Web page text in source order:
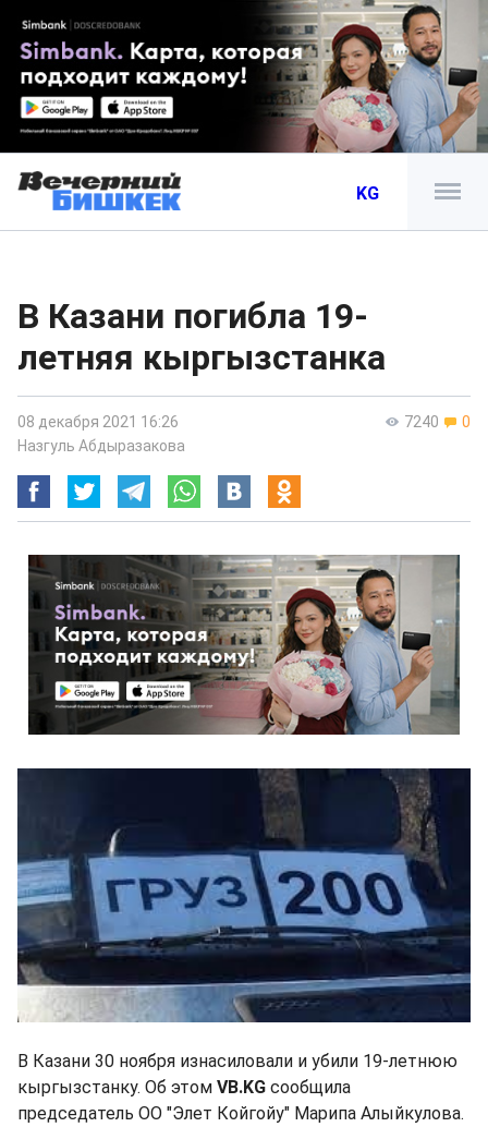
KG
В Казани погибла 19-
летняя кыргызстанка
7240 0
08 декабря 2021 16:26
Назгуль Абдыразакова
В Казани 30 ноября изнасиловали и убили 19-летнюю
кыргызстанку. Об этом VB.KG сообщила
председатель ОО "Элет Койгойу" Марипа Алыйкулова.